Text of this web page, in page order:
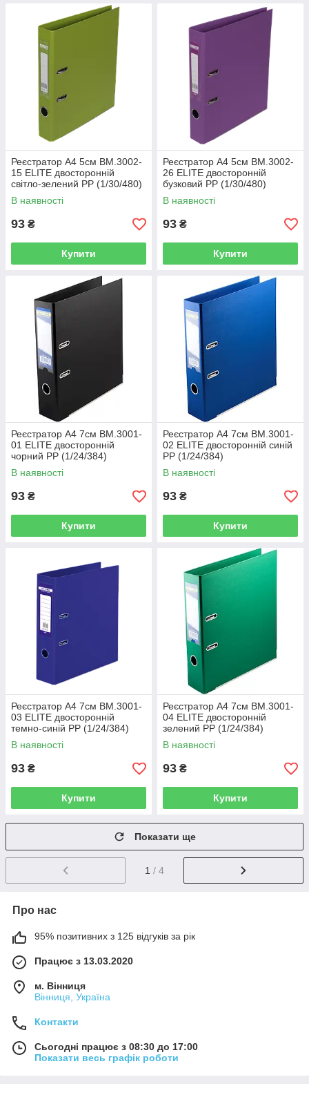
Реєстратор А4 5см BM.3002-
15 ELITE двосторонній
світло-зелений PP (1/30/480)
В наявності
93 ₴
Купити
Реєстратор А4 5см BM.3002-
26 ELITE двосторонній
бузковий PP (1/30/480)
В наявності
93 ₴
Купити
Реєстратор А4 7см BM.3001-
01 ELITE двосторонній
чорний PP (1/24/384)
В наявності
93 ₴
Купити
Реєстратор А4 7см BM.3001-
02 ELITE двосторонній синій
PP (1/24/384)
В наявності
93 ₴
Купити
Реєстратор А4 7см BM.3001-
03 ELITE двосторонній
темно-синій PP (1/24/384)
В наявності
93 ₴
Купити
Реєстратор А4 7см BM.3001-
04 ELITE двосторонній
зелений PP (1/24/384)
В наявності
93 ₴
Купити
Показати ще
1 / 4
Про нас
95% позитивних з 125 відгуків за рік
Працює з 13.03.2020
м. Вінниця
Вінниця, Україна
Контакти
Сьогодні працює з 08:30 до 17:00
Показати весь графік роботи